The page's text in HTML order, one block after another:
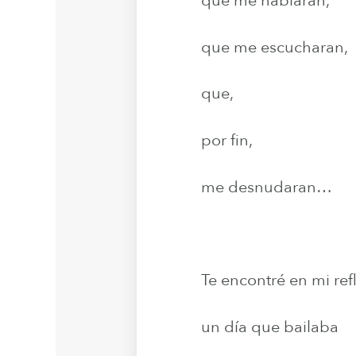
que me escucharan,
que,
por fin,
me desnudaran…
Te encontré en mi
un día que bailaba